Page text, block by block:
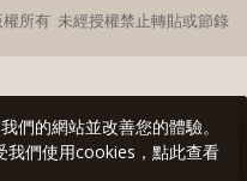
所有 未經授權禁止轉貼或節錄
們的網站並改善您的體驗。
我們使用cookies，點此查看